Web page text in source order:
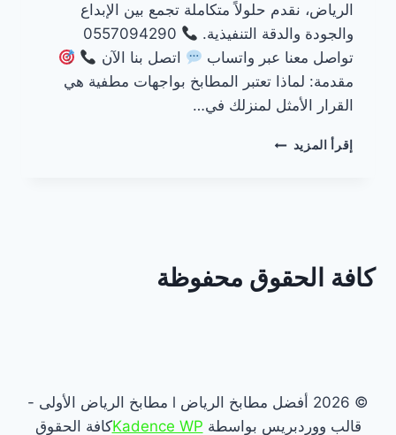
الرياض، نقدم حلولاً متكاملة تجمع بين الإبداع
والجودة والدقة التنفيذية.
0557094290
تواصل معنا عبر واتساب
اتصل بنا الآن
مقدمة: لماذا تعتبر المطابخ بواجهات مطفية هي
القرار الأمثل لمنزلك في…
إقرأ المزيد مطابخ
كافة الحقوق محفوظة
© 2026 أفضل مطابخ الرياض l مطابخ الرياض الأولى -
قالب ووردبريس بواسطة Kadence WPكافة الحقوق